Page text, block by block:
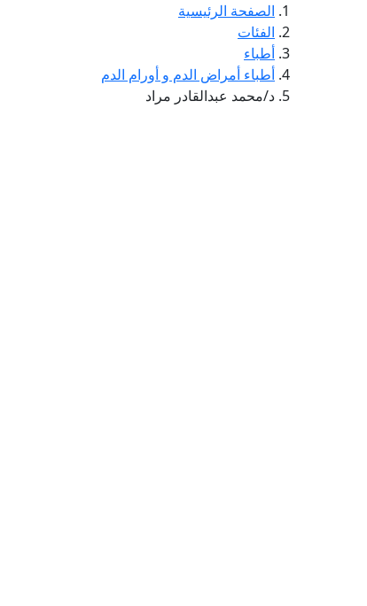
الصفحة الرئيسية
الفئات
أطباء
أطباء أمراض الدم و أورام الدم
د/محمد عبدالقادر مراد